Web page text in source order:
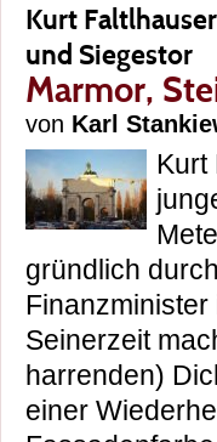
Kurt
und Siegestor
Marmor,
von Karl
Kurt
gründlich
Seinerzeit
harrenden)
einer